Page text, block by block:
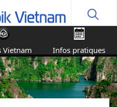
Vietnam Infos pratiques